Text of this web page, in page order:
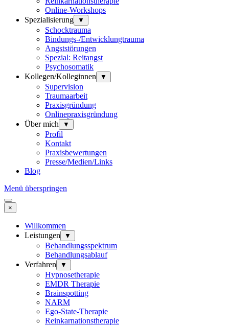
Online-Workshops
Spezialisierung
▼
Schocktrauma
Bindungs-/Entwicklungtrauma
Angststörungen
Spezial: Reitangst
Psychosomatik
Kollegen/Kolleginnen
▼
Supervision
Traumaarbeit
Praxisgründung
Onlinepraxisgründung
Über mich
▼
Profil
Kontakt
Praxisbewertungen
Presse/Medien/Links
Blog
Menü überspringen
×
Willkommen
Leistungen
▼
Behandlungsspektrum
Behandlungsablauf
Verfahren
▼
Hypnosetherapie
EMDR Therapie
Brainspotting
NARM
Ego-State-Therapie
Reinkarnationstherapie